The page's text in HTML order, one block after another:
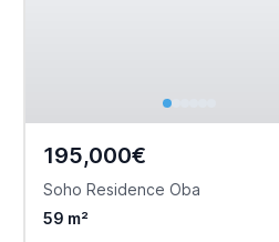
195,000€
Soho Residence Oba
59 m²